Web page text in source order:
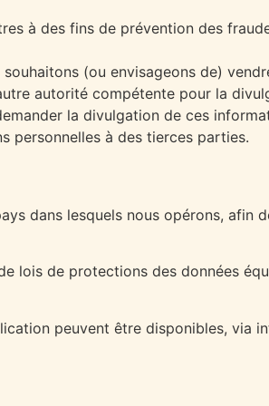
à des fins de prévention des
(ou envisageons de)
autorité compétente pour la
la divulgation de ces
personnelles à des tierces parties.
dans lesquels nous opérons, afin
lois de protections des données
peuvent être disponibles, via